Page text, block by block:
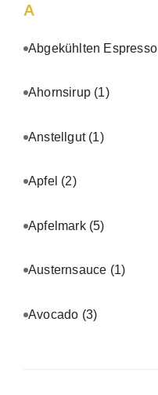
A
Abgekühlten Espresso
Ahornsirup (1)
Anstellgut (1)
Apfel (2)
Apfelmark (5)
Austernsauce (1)
Avocado (3)